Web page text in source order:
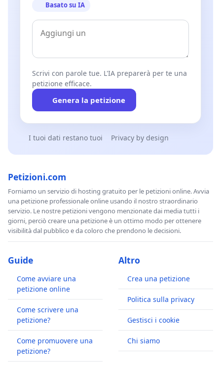
Basato su IA
Scrivi con parole tue. L'IA preparerà per te una
petizione efficace.
Genera la petizione
I tuoi dati restano tuoi Privacy by design
Petizioni.com
Forniamo un servizio di hosting gratuito per le petizioni online. Avvia
una petizione professionale online usando il nostro straordinario
servizio. Le nostre petizioni vengono menzionate dai media tutti i
giorni, perciò creare una petizione è un ottimo modo per ottenere
visibilità dal pubblico e da coloro che prendono le decisioni.
Guide
Come avviare una
petizione online
Come scrivere una
petizione?
Come promuovere una
petizione?
Altro
Crea una petizione
Politica sulla privacy
Gestisci i cookie
Chi siamo